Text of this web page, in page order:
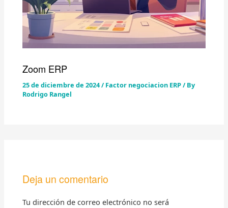
Zoom ERP
25 de diciembre de 2024/ Factor negociacion ERP/ By
Rodrigo Rangel
Deja un comentario
Tu dirección de correo electrónico no será